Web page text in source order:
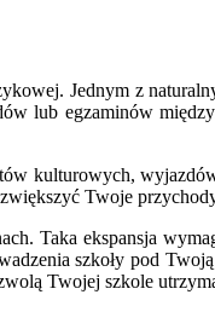
Jednym z
lub egzaminów
kulturowych,
Twoje
Taka ekspansja
szkoły pod
Twojej szkole